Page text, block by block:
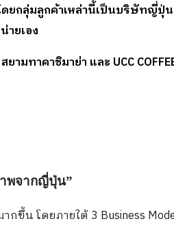
ดยกลุ่มลูกค้าเหล่านี้เป็นบริษัทญี่
ายเอง
ทาคาชิมาย่า และ UCC COFFEE
พจากญี่ปุ่น”
กขึ้น โดยภายใต้ 3 Business